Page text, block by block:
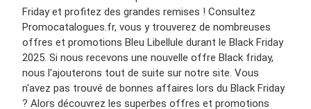
Friday et profitez des grandes remises ! Consultez
Promocatalogues.fr, vous y trouverez de nombreuses
offres et promotions Bleu Libellule durant le Black Friday
2025. Si nous recevons une nouvelle offre Black friday,
nous l'ajouterons tout de suite sur notre site. Vous
n'avez pas trouvé de bonnes affaires lors du Black Friday
? Alors découvrez les superbes offres et promotions